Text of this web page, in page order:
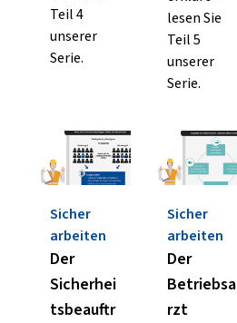
Teil 4
unserer
Serie.
lesen Sie
Teil 5
unserer
Serie.
Sicher
arbeiten
Der
Sicherhei
tsbeauftr
Sicher
arbeiten
Der
Betriebsa
rzt